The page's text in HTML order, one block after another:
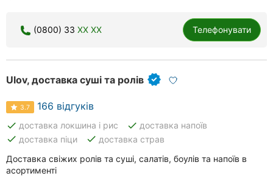
(0800) 33 XX XX Телефонувати
Ulov, доставка суші та ролів
3.7 166 відгуків
done доставка локшина і рис done доставка напоїв
done доставка піци done доставка страв
Доставка свіжих ролів та суші, салатів, боулів та напоїв в
асортименті